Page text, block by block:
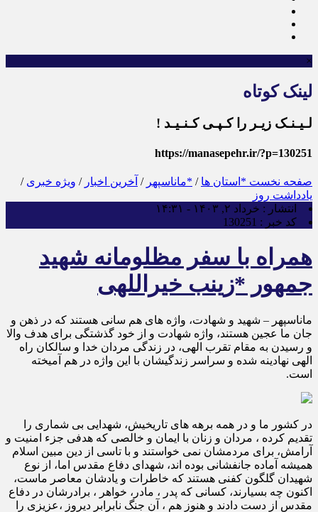
×
لینک کوتاه
لـیـنـک زیـر را کـپـی کـنـیـد !
https://manasepehr.ir/?p=130251
صفحه نخست *استان ها / *ماناسپهر / آخرین اخبار / ویژه خبری /
یادداشت روز
انتشار : خرداد ۲, ۱۴۰۳ - ۱۴:۳۱
کد خبر : 130251
همراه با سفر مظلومانه شهید
جمهور *زینب خیراللهی
ماناسپهر – شهید و شهادت، واژه های هم سانی هستند که در ذهن و
جان ما عجین هستند، واژه شهادت و از خود گذشتگی برای هدف والا
و رسیدن به مقام تقرب الهی، در زندگی مردان خدا و سالکان راه
الهی نهادینه شده و سراسر زندگیشان با این واژه در هم آميخته
است.
در کشور ما و در همه برهه های تاریخیش، شهدایی بی شماری را
تقدیم کرده ، مردان و زنان با ایمان و خالصی که هدفی جزء امنیت و
آرامش، برای مردمشان نمی خواستند و با تاسی از دین مبین اسلام
همیشه آماده جانفشانی بوده اند، شهدای دفاع مقدس اما، از نوع
شهیدان گلگون کفنی هستند که خاطرات و یادشان معاصر ماست،
اکنون چه بسیارند، کسانی که پدر ، مادر، خواهر ، برادرشان در دفاع
مقدس از دست دادند و هنوز هم ، آن جنگ نابرابر دیروز ،عزیزی را